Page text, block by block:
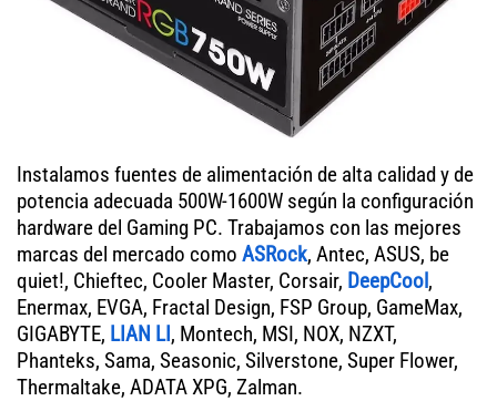
Instalamos fuentes de alimentación de alta calidad y de
potencia adecuada 500W-1600W según la configuración
hardware del Gaming PC. Trabajamos con las mejores
marcas del mercado como ASRock, Antec, ASUS, be
quiet!, Chieftec, Cooler Master, Corsair, DeepCool,
Enermax, EVGA, Fractal Design, FSP Group, GameMax,
GIGABYTE, LIAN LI, Montech, MSI, NOX, NZXT,
Phanteks, Sama, Seasonic, Silverstone, Super Flower,
Thermaltake, ADATA XPG, Zalman.